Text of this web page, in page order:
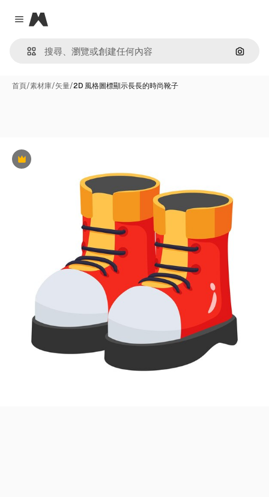
Close menu
Magnific
通過圖
首頁/素材庫/矢量/2D 風格圖標顯示長長的時尚靴子
Premium